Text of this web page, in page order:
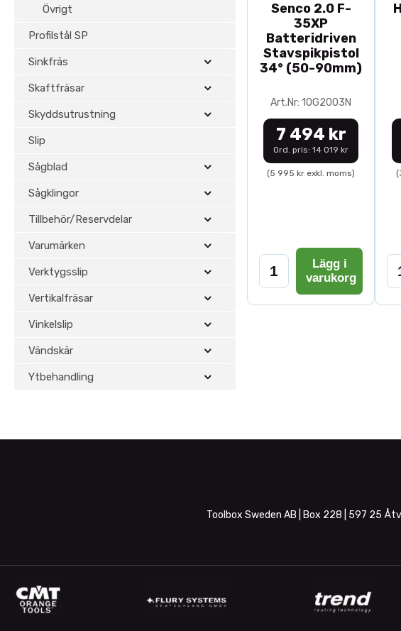
Övrigt
Profilstål SP
Sinkfräs
Skaftfräsar
Skyddsutrustning
Slip
Sågblad
Sågklingor
Tillbehör/Reservdelar
Varumärken
Verktygsslip
Vertikalfräsar
Vinkelslip
Vändskär
Ytbehandling
Senco 2.0 F-
35XP
Batteridriven
Stavspikpistol
34° (50-90mm)
Art.Nr: 10G2003N
7 494 kr
Ord. pris: 14 019 kr
(5 995 kr exkl. moms)
Lägg i
varukorg
Toolbox Sweden AB | Box 228 | 597 25